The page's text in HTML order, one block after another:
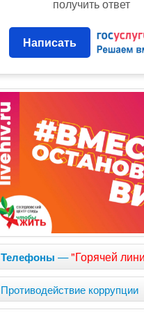
получить ответ
Написать
Телефоны —"Горячей
Противодействие коррупции